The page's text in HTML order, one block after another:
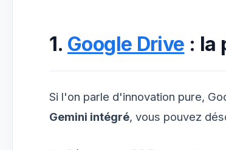
1. Google Drive : la
Si l'on parle d'innovation pure,
Gemini intégré, vous pouvez